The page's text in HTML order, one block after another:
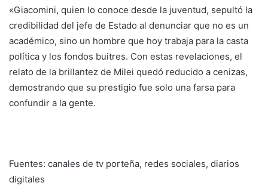
«Giacomini, quien lo conoce desde la juventud, sepultó la
credibilidad del jefe de Estado al denunciar que no es un
académico, sino un hombre que hoy trabaja para la casta
política y los fondos buitres. Con estas revelaciones, el
relato de la brillantez de Milei quedó reducido a cenizas,
demostrando que su prestigio fue solo una farsa para
confundir a la gente.
Fuentes: canales de tv porteña, redes sociales, diarios
digitales